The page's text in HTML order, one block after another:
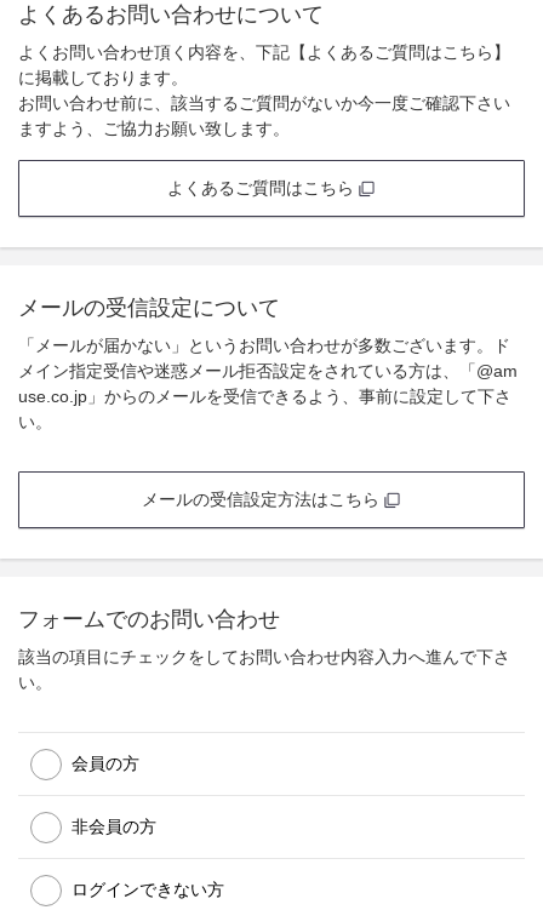
よくあるお問い合わせについて
よくお問い合わせ頂く内容を、下記【よくあるご質問はこちら】
に掲載しております。
お問い合わせ前に、該当するご質問がないか今一度ご確認下さい
ますよう、ご協力お願い致します。
よくあるご質問はこちら
メールの受信設定について
「メールが届かない」というお問い合わせが多数ございます。ド
メイン指定受信や迷惑メール拒否設定をされている方は、「@am
use.co.jp」からのメールを受信できるよう、事前に設定して下さ
い。
メールの受信設定方法はこちら
フォームでのお問い合わせ
該当の項目にチェックをしてお問い合わせ内容入力へ進んで下さ
い。
会員の方
非会員の方
ログインできない方